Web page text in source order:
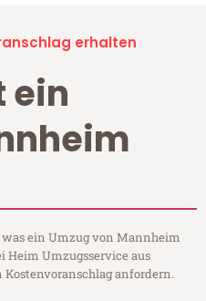
erhalten
ein
ein Umzug von Mannheim
Heim Umzugsservice aus
anfordern.